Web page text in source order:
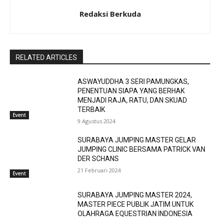
Redaksi Berkuda
RELATED ARTICLES
Event
ASWAYUDDHA 3 SERI PAMUNGKAS,
PENENTUAN SIAPA YANG BERHAK
MENJADI RAJA, RATU, DAN SKUAD
TERBAIK
9 Agustus 2024
Event
SURABAYA JUMPING MASTER GELAR
JUMPING CLINIC BERSAMA PATRICK VAN
DER SCHANS
21 Februari 2024
SURABAYA JUMPING MASTER 2024,
MASTER PIECE PUBLIK JATIM UNTUK
OLAHRAGA EQUESTRIAN INDONESIA